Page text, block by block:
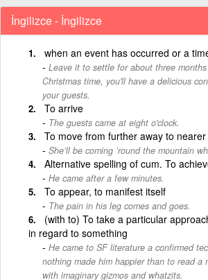
İngilizce - İngilizce
when an event has occurred or a
Leave it to settle for about three
Christmas time, you'll have a delicious
your guests.
To arrive
The guests came at eight o'clock.
To move from further away to nearer
She’ll be coming ’round the mountain
Alternative spelling of cum. To
He came after a few minutes.
To appear, to manifest itself
The pain in his leg comes and goes.
(with to) To take a particular
in regard to something
He came to SF literature a confirmed
nothing made him happier than to read a
with imaginary gizmos and whatzits.